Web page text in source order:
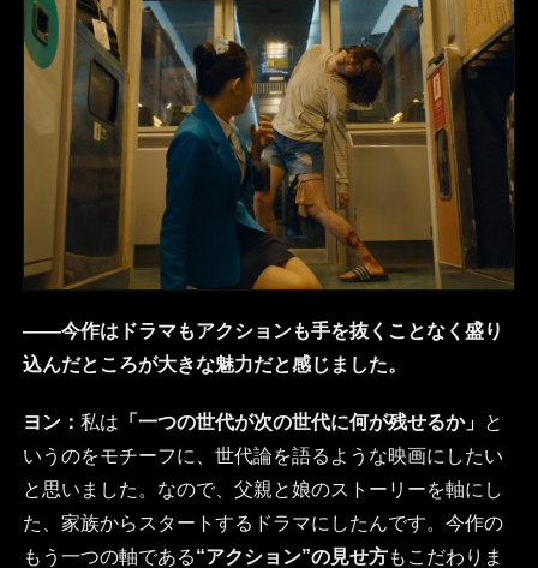
――今作はドラマもアクションも手を抜くことなく盛り
込んだところが大きな魅力だと感じました。
ヨン： 私は 「一つの世代が次の世代に何が残せるか」 と
いうのをモチーフに、世代論を語るような映画にしたい
と思いました。なので、父親と娘のストーリーを軸にし
た、家族からスタートするドラマにしたんです。今作の
もう一つの軸である“アクション”の見せ方もこだわりま